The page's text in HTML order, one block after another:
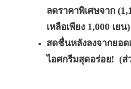
ลดราคาพิเศษจาก
เหลือเพียง 1,000 เยน)
สดชื่นหลังลงจากยอด
ไอศกรีมสุดอร่อย! (ส่